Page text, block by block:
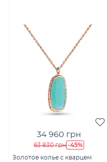
34 960 грн
63 830 грн -45%
Золотое колье с кварцем